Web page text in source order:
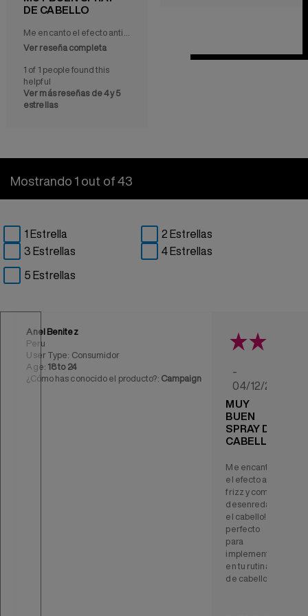
DE CABELLO
Ver reseña completa
1 of 1 people found this
helpful
Ver más reseñas de 4 y 5
estrellas
Mostrando 1 out of 43
1 Estrella
2 Estrellas
3 Estrellas
4 Estrellas
5 Estrellas
Anel Benitez
Peru
User Type: Consumidor
Age: 18 to 24
¿Cómo has conocido el producto?: Campaign
-
04/12/2025
MUY
BUEN
SPRAY DE
CABELLO
Me encanto
el efecto anti
frizz y como
desenreda
el cabello!,
perfecto
para
implementar
en tu rutina
de cabello!.